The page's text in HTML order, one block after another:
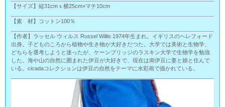
【サイズ】縦31cmｘ横25cm×マチ10cm
【素 材】コットン100％
【作者】ラッセル ウィルス Russel Willis 1974年生まれ。イギリスのヘレフォード
出身。子どものころから植物や生き物が大好きだつた。大学では美術と生物学、
どちらを選考しようと迷ったが、ケーンブリッジのラスキン大学で生物学を勉強
した。海や山の自然に囲まれた伊豆が大好きで、現在は南伊豆に妻と娘と住んで
いる。cicadaコレクションは伊豆の自然をテーマに水彩画で描かれている。